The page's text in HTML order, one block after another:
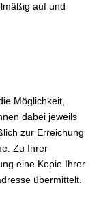
auf und
Möglichkeit,
dabei jeweils
zur Erreichung
Zu Ihrer
eine Kopie Ihrer
übermittelt.